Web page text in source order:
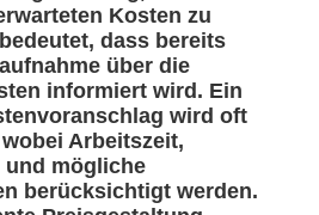
Kosten zu
dass bereits
über die
informiert wird. Ein
wird oft
Arbeitszeit,
mögliche
berücksichtigt werden.